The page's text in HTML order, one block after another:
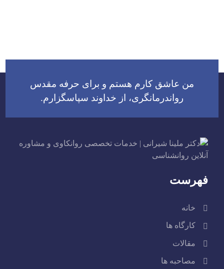
من عاشق کارم هستم و برای حرفه مقدس
رواندرمانگری، از خداوند سپاسگزارم.
فهرست
خانه
کارگاه ها
مقالات
مصاحبه ها